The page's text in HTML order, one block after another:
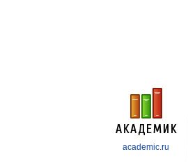
academic.ru